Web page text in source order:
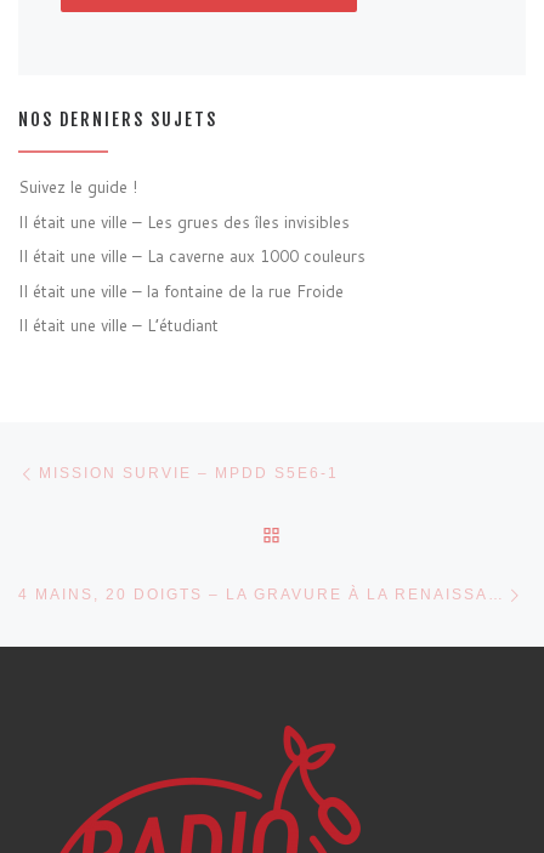
NOS DERNIERS SUJETS
Suivez le guide !
Il était une ville – Les grues des îles invisibles
Il était une ville – La caverne aux 1000 couleurs
Il était une ville – la fontaine de la rue Froide
Il était une ville – L’étudiant
Parcourir les articles
MISSION SURVIE – MPDD S5E6-1
4 MAINS, 20 DOIGTS – LA GRAVURE À LA RENAISSANCE